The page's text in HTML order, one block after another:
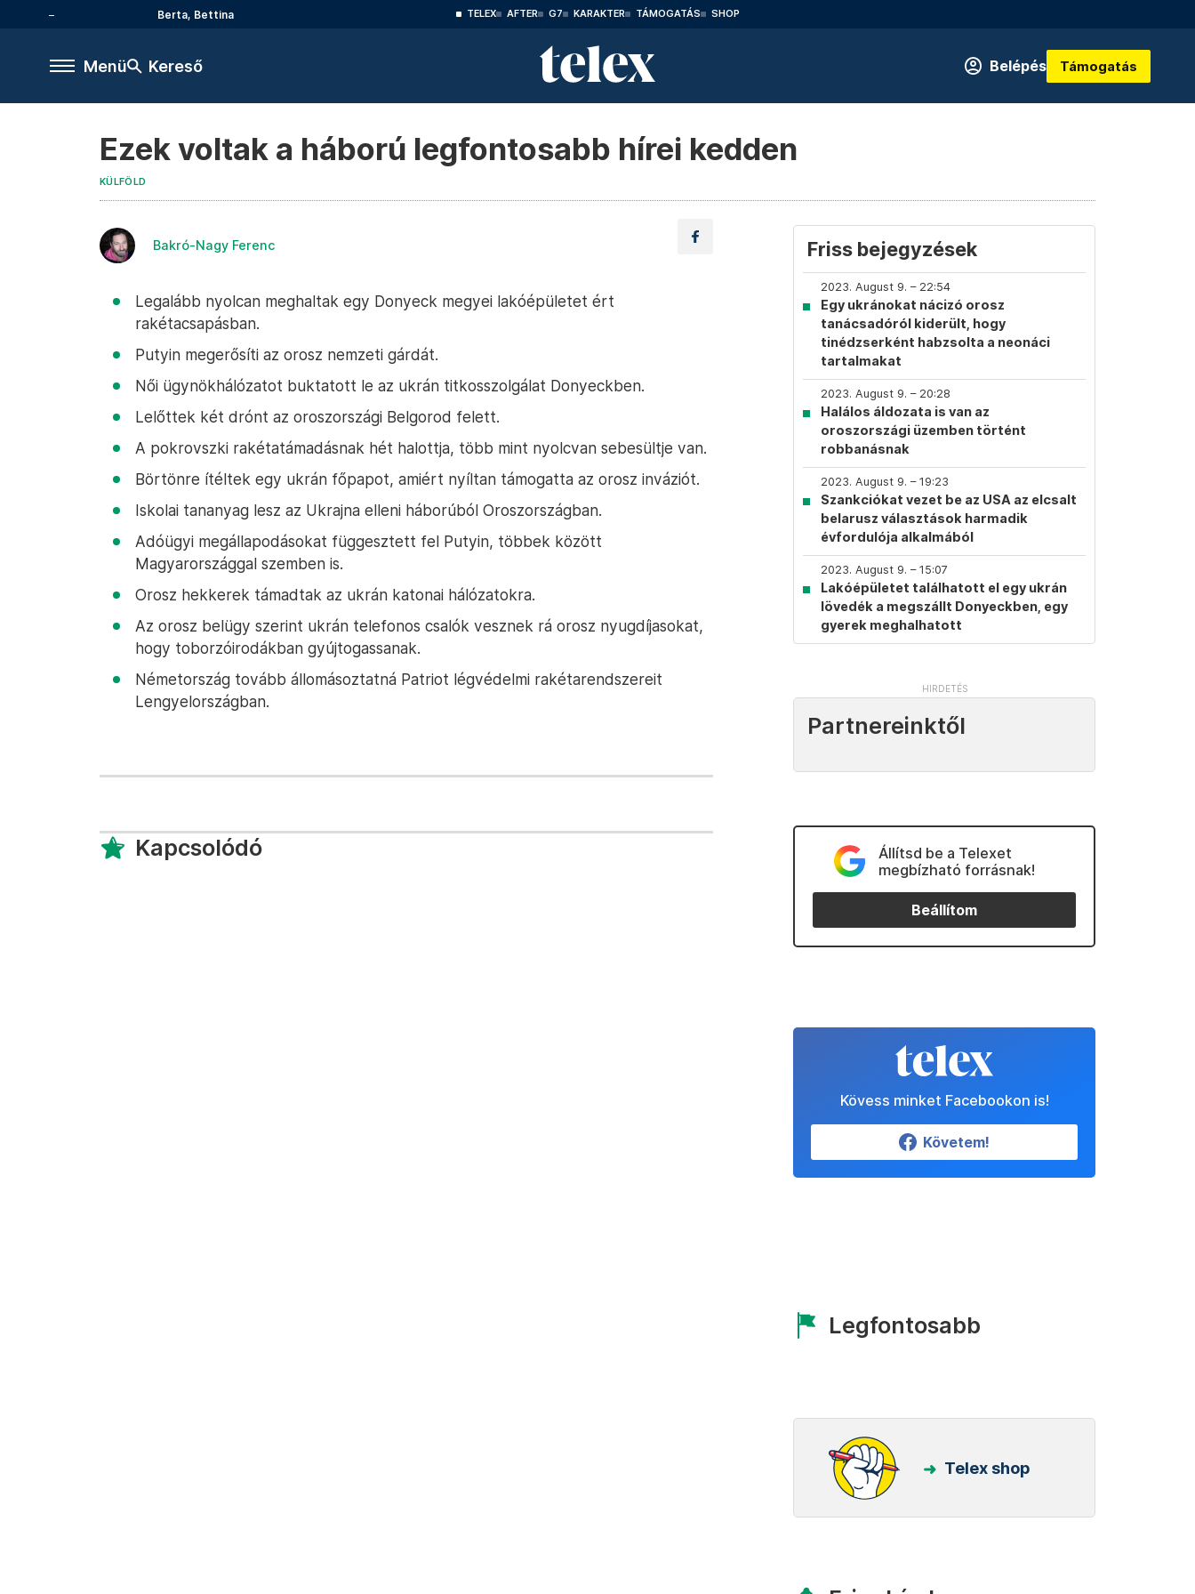
Berta, Bettina TELEX AFTER G7 KARAKTER TÁMOGATÁS SHOP
Menü Kereső Belépés Támogatás
Ezek voltak a háború legfontosabb hírei kedden
KÜLFÖLD
Bakró-Nagy Ferenc
Legalább nyolcan meghaltak egy Donyeck megyei lakóépületet ért
rakétacsapásban.
Putyin megerősíti az orosz nemzeti gárdát.
Női ügynökhálózatot buktatott le az ukrán titkosszolgálat Donyeckben.
Lelőttek két drónt az oroszországi Belgorod felett.
A pokrovszki rakétatámadásnak hét halottja, több mint nyolcvan sebesültje van.
Börtönre ítéltek egy ukrán főpapot, amiért nyíltan támogatta az orosz inváziót.
Iskolai tananyag lesz az Ukrajna elleni háborúból Oroszországban.
Adóügyi megállapodásokat függesztett fel Putyin, többek között
Magyarországgal szemben is.
Orosz hekkerek támadtak az ukrán katonai hálózatokra.
Az orosz belügy szerint ukrán telefonos csalók vesznek rá orosz nyugdíjasokat,
hogy toborzóirodákban gyújtogassanak.
Németország tovább állomásoztatná Patriot légvédelmi rakétarendszereit
Lengyelországban.
Kapcsolódó
Friss bejegyzések
2023. August 9. – 22:54
Egy ukránokat nácizó orosz
tanácsadóról kiderült, hogy
tinédzserként habzsolta a neonáci
tartalmakat
2023. August 9. – 20:28
Halálos áldozata is van az
oroszországi üzemben történt
robbanásnak
2023. August 9. – 19:23
Szankciókat vezet be az USA az elcsalt
belarusz választások harmadik
évfordulója alkalmából
2023. August 9. – 15:07
Lakóépületet találhatott el egy ukrán
lövedék a megszállt Donyeckben, egy
gyerek meghalhatott
Partnereinktől
Állítsd be a Telexet
megbízható forrásnak!
Beállítom
Kövess minket Facebookon is!
Követem!
Legfontosabb
Telex shop